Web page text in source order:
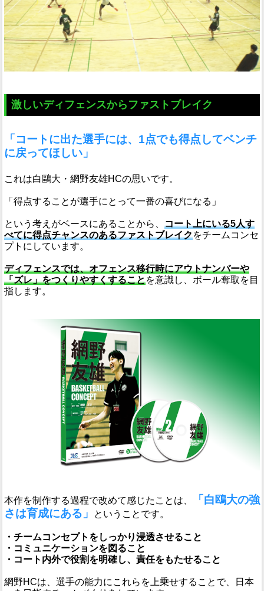
激しいディフェンスからファストブレイク
「コートに出た選手には、1点でも得点してベンチ
に戻ってほしい」
これは白鷗大・網野友雄HCの思いです。
「得点することが選手にとって一番の喜びになる」
という考えがベースにあることから、 コート上にいる5人す
べてに得点チャンスのあるファストブレイクをチームコンセ
プトにしています。
ディフェンスでは、オフェンス移行時にアウトナンバーや
「ズレ」をつくりやすくすることを意識し、ボール奪取を目
指します。
本作を制作する過程で改めて感じたことは、
「白鴎大の強
さは育成にある」
ということです。
・チームコンセプトをしっかり浸透させること
・コミュニケーションを図ること
・コート内外で役割を明確し、責任をもたせること
網野HCは、選手の能力にこれらを上乗せすることで、日本